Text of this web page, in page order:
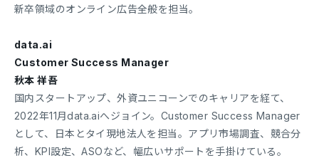
新卒領域のオンライン広告全般を担当。
data.ai
Customer Success Manager
秋本 祥吾
国内スタートアップ、外資ユニコーンでのキャリアを経て、
2022年11月data.aiへジョイン。Customer Success Manager
として、日本とタイ現地法人を担当。アプリ市場調査、競合分
析、KPI設定、ASOなど、幅広いサポートを手掛けている。